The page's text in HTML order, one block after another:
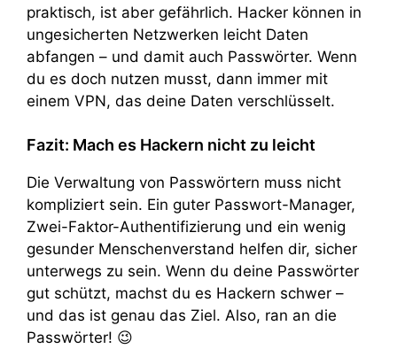
praktisch, ist aber gefährlich. Hacker können in
ungesicherten Netzwerken leicht Daten
abfangen – und damit auch Passwörter. Wenn
du es doch nutzen musst, dann immer mit
einem VPN, das deine Daten verschlüsselt.
Fazit: Mach es Hackern nicht zu leicht
Die Verwaltung von Passwörtern muss nicht
kompliziert sein. Ein guter Passwort-Manager,
Zwei-Faktor-Authentifizierung und ein wenig
gesunder Menschenverstand helfen dir, sicher
unterwegs zu sein. Wenn du deine Passwörter
gut schützt, machst du es Hackern schwer –
und das ist genau das Ziel. Also, ran an die
Passwörter! 😉